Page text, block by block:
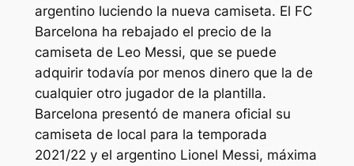
argentino luciendo la nueva camiseta. El FC
Barcelona ha rebajado el precio de la
camiseta de Leo Messi, que se puede
adquirir todavía por menos dinero que la de
cualquier otro jugador de la plantilla.
Barcelona presentó de manera oficial su
camiseta de local para la temporada
2021/22 y el argentino Lionel Messi, máxima